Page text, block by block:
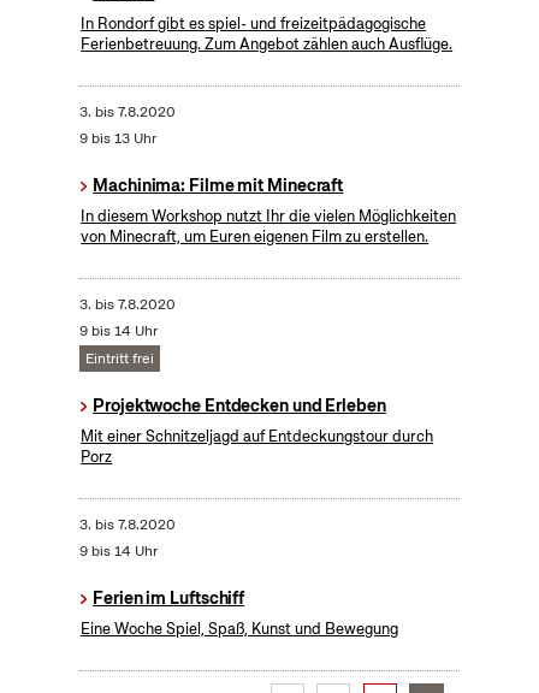
In Rondorf gibt es spiel- und freizeitpädagogische
Ferienbetreuung. Zum Angebot zählen auch Ausflüge.
3. bis7.8.2020
9 bis 13 Uhr
Machinima: Filme mit Minecraft
In diesem Workshop nutzt Ihr die vielen Möglichkeiten
von Minecraft, um Euren eigenen Film zu erstellen.
3. bis7.8.2020
9 bis 14 Uhr
Eintritt frei
Projektwoche Entdecken und Erleben
Mit einer Schnitzeljagd auf Entdeckungstour durch
Porz
3. bis7.8.2020
9 bis 14 Uhr
Ferien im Luftschiff
Eine Woche Spiel, Spaß, Kunst und Bewegung